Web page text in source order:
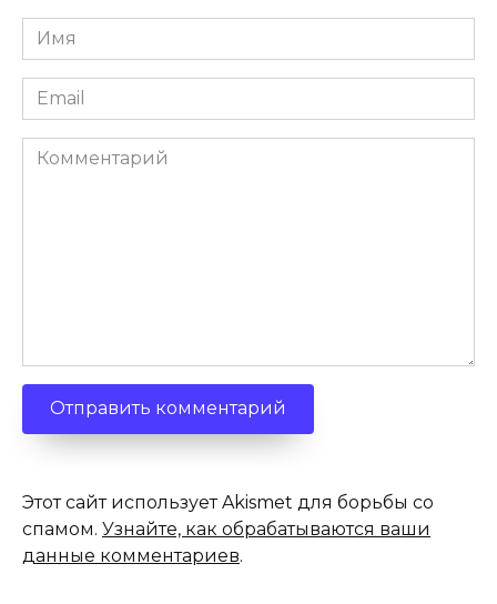
Имя
*
Email
*
Комментарий
Этот сайт использует Akismet для борьбы со
спамом. Узнайте, как обрабатываются ваши
данные комментариев.